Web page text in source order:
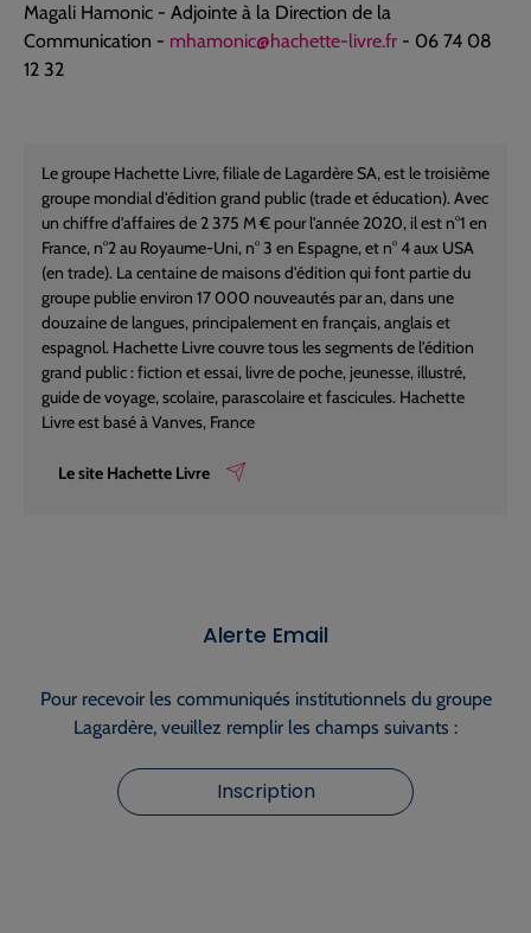
Magali Hamonic - Adjointe à la Direction de la
Communication - mhamonic@hachette-livre.fr - 06 74 08
12 32
Le groupe Hachette Livre, filiale de Lagardère SA, est le troisième
groupe mondial d'édition grand public (trade et éducation). Avec
un chiffre d'affaires de 2 375 M € pour l'année 2020, il est n°1 en
France, n°2 au Royaume-Uni, n° 3 en Espagne, et n° 4 aux USA
(en trade). La centaine de maisons d'édition qui font partie du
groupe publie environ 17 000 nouveautés par an, dans une
douzaine de langues, principalement en français, anglais et
espagnol. Hachette Livre couvre tous les segments de l'édition
grand public : fiction et essai, livre de poche, jeunesse, illustré,
guide de voyage, scolaire, parascolaire et fascicules. Hachette
Livre est basé à Vanves, France
Le site Hachette Livre
Alerte Email
Pour recevoir les communiqués institutionnels du groupe
Lagardère, veuillez remplir les champs suivants :
Inscription